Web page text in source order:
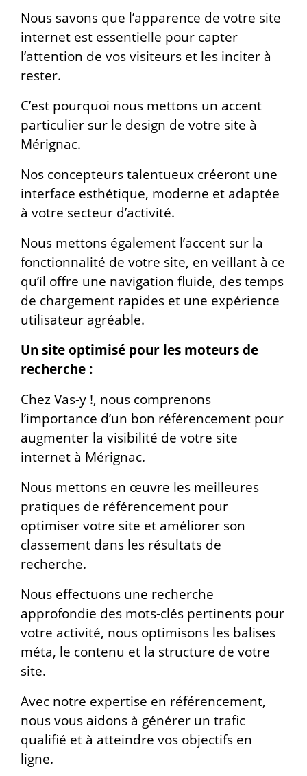
Nous savons que l’apparence de votre site
internet est essentielle pour capter
l’attention de vos visiteurs et les inciter à
rester.
C’est pourquoi nous mettons un accent
particulier sur le design de votre site à
Mérignac.
Nos concepteurs talentueux créeront une
interface esthétique, moderne et adaptée
à votre secteur d’activité.
Nous mettons également l’accent sur la
fonctionnalité de votre site, en veillant à ce
qu’il offre une navigation fluide, des temps
de chargement rapides et une expérience
utilisateur agréable.
Un site optimisé pour les moteurs de
recherche :
Chez Vas-y !, nous comprenons
l’importance d’un bon référencement pour
augmenter la visibilité de votre site
internet à Mérignac.
Nous mettons en œuvre les meilleures
pratiques de référencement pour
optimiser votre site et améliorer son
classement dans les résultats de
recherche.
Nous effectuons une recherche
approfondie des mots-clés pertinents pour
votre activité, nous optimisons les balises
méta, le contenu et la structure de votre
site.
Avec notre expertise en référencement,
nous vous aidons à générer un trafic
qualifié et à atteindre vos objectifs en
ligne.